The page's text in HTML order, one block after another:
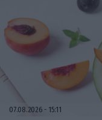
07.08.2026 15:11